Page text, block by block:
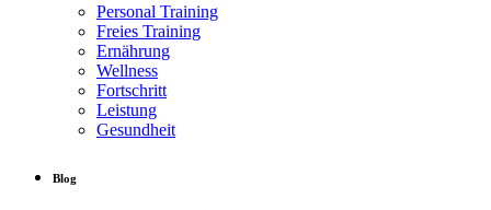
Personal Training
Freies Training
Ernährung
Wellness
Fortschritt
Leistung
Gesundheit
Blog